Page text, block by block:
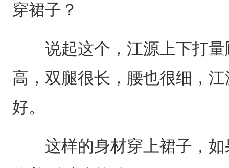
穿裙子？
说起这个，江源上下打量
高，双腿很长，腰也很细，
好。
这样的身材穿上裙子，如